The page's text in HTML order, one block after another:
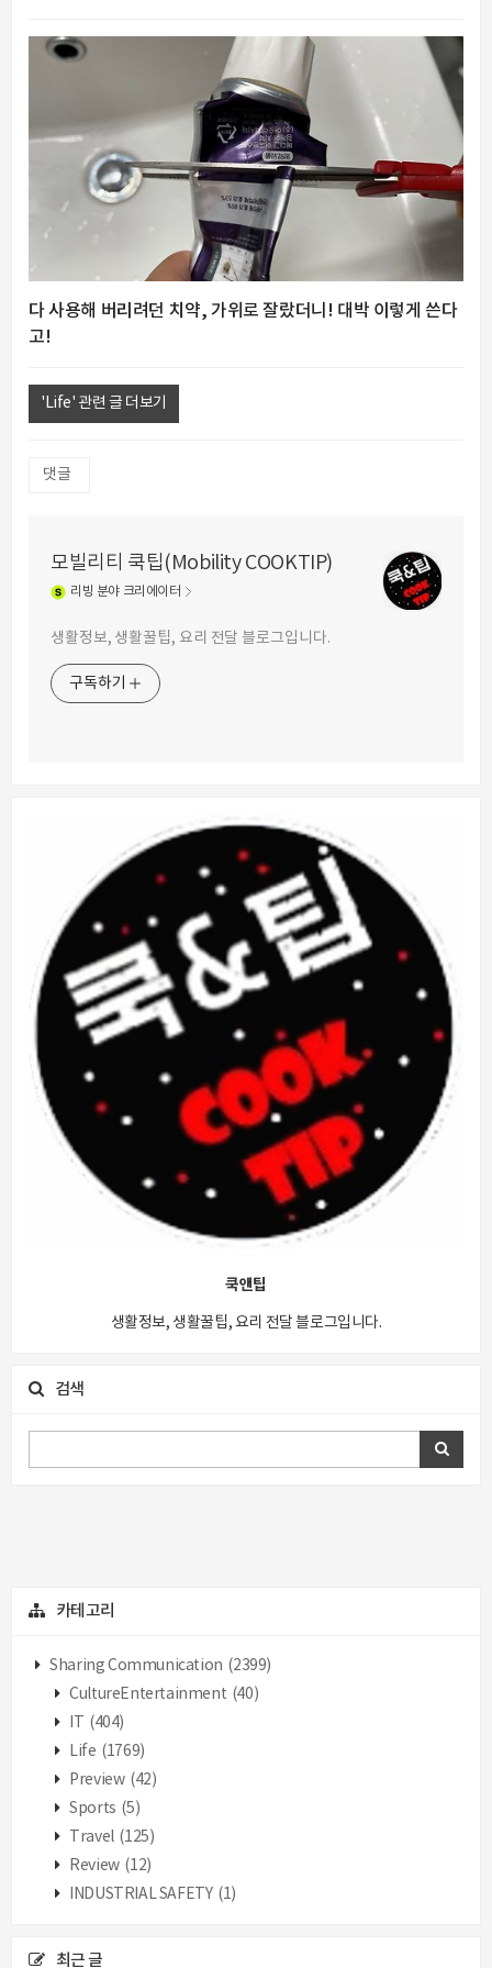
다 사용해 버리려던 치약, 가위로 잘랐더니! 대박 이렇게 쓴다
고!
'Life' 관련 글 더보기
댓글
모빌리티 쿡팁(Mobility COOKTIP)
리빙 분야 크리에이터
생활정보, 생활꿀팁, 요리 전달 블로그입니다.
구독하기
쿡앤팁
생활정보, 생활꿀팁, 요리 전달 블로그입니다.
검색
카테고리
Sharing Communication (2399)
CultureEntertainment (40)
(404)
Life (1769)
Preview (42)
Sports (5)
Travel (125)
Review (12)
INDUSTRIAL SAFETY (1)
최근 글